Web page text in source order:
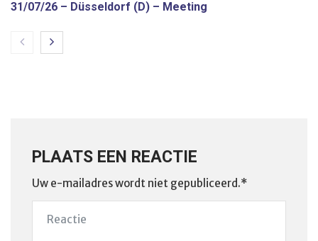
31/07/26 – Düsseldorf (D) – Meeting
PLAATS EEN REACTIE
Uw e-mailadres wordt niet gepubliceerd.*